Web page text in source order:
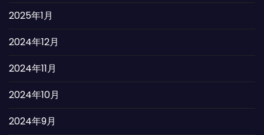
2025年1月
2024年12月
2024年11月
2024年10月
2024年9月